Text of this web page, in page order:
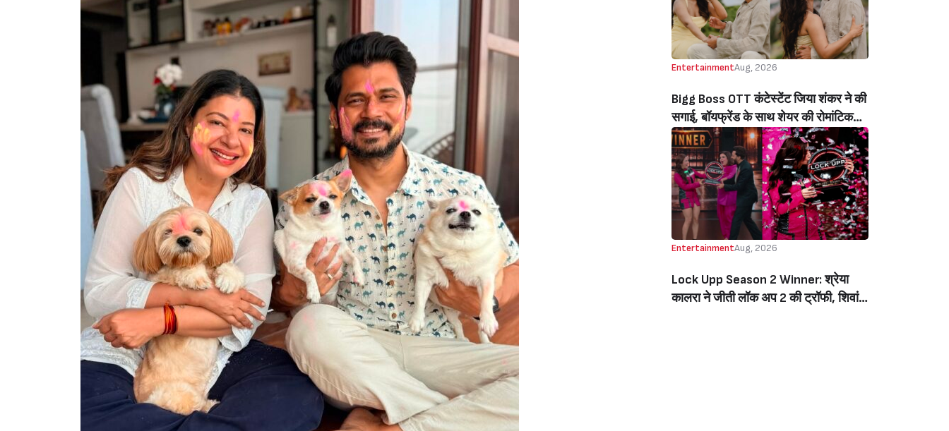
An NGO Will Builds Homes For 500
Flood Affected People In Assam)
EntertainmentAug, 2026
Bigg Boss OTT कंटेस्टेंट जिया शंकर ने की
सगाई, बॉयफ्रेंड के साथ शेयर की रोमांटिक
तस्वीरें, लिखा इमोशनल नोट (Jiya Shankar
Gets Engaged To Boyfriend Kaaran
Dhanak, Shares Dreamy Photos
From The Proposal, Writes
Emotional Note)
EntertainmentAug, 2026
Lock Upp Season 2 Winner: श्रेया
कालरा ने जीती लॉक अप 2 की ट्रॉफी, शिवांगी